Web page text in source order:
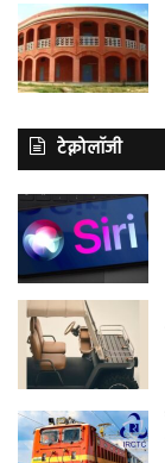
टेक्नोलॉजी